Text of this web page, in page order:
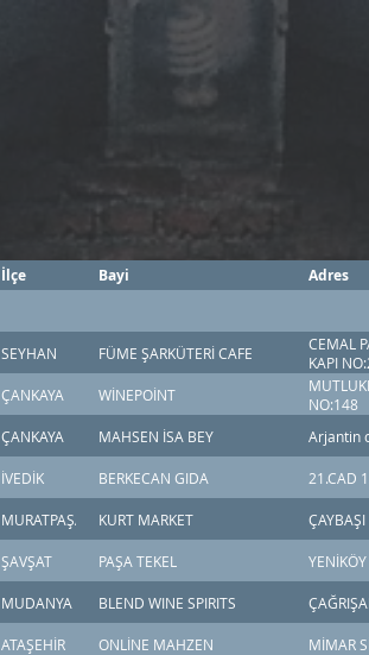
İlçe Bayi Adres
SEYHAN FÜME ŞARKÜTERİ CAFE
CEMAL
KAPI
ÇANKAYA WİNEPOİNT
NO:148
ÇANKAYA MAHSEN İSA BEY Arjantin
İVEDİK BERKECAN GIDA 21.CAD
MURATPAŞA KURT MARKET
ŞAVŞAT PAŞA TEKEL
MUDANYA BLEND WINE SPIRITS
ATAŞEHİR ONLİNE MAHZEN MİMAR